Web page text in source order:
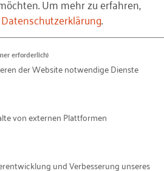
Wie zufrieden sind
Führungsnavigator
Informatives über „New
Stand der
in Ihrem Unternehmen
Informatives zum Einsatz
Intelligenz
„Strategisches
mittelständische
Um mehr zu erfahren,
Datenschutzerklärung.
erforderlich)
der Website notwendige Dienste
von externen Plattformen
und Verbesserung unseres